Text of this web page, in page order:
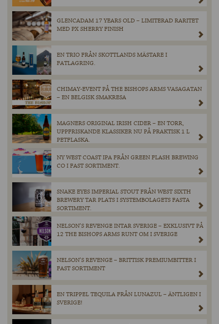
GLENCADAM 17 YEARS OLD – LIMITERAD RARITET
MED PX SHERRY FINISH
EN TRIO FRÅN SKOTTLANDS MÄSTARE I
FATLAGRING.
CHIMAY-EVENT PÅ THE BISHOPS ARMS VASAGATAN
– EN BELGISK SMAKRESA
MAGNERS ORIGINAL IRISH CIDER – EN TORR,
UPPFRISKANDE KLASSIKER NU PÅ PRAKTISK 1 L
PETFLASKA.
NY WEST COAST IPA FRÅN GREEN FLASH BREWING
CO I FAST SORTIMENT.
SNAKE EYES IMPERIAL STOUT FRÅN WEST SIXTH
BREWERY TAR PLATS I SYSTEMBOLAGETS FASTA
SORTIMENT.
NELSON’S REVENGE INTAR SVERIGE – EXKLUSIVT PÅ
12 THE BISHOPS ARMS RUNT OM I SVERIGE
NELSON’S REVENGE – BRITTISK PREMIUMBITTER I
FAST SORTIMENT
EN TRIPPEL TEQUILA FRÅN LUNAZUL – ÄNTLIGEN I
SVERIGE!